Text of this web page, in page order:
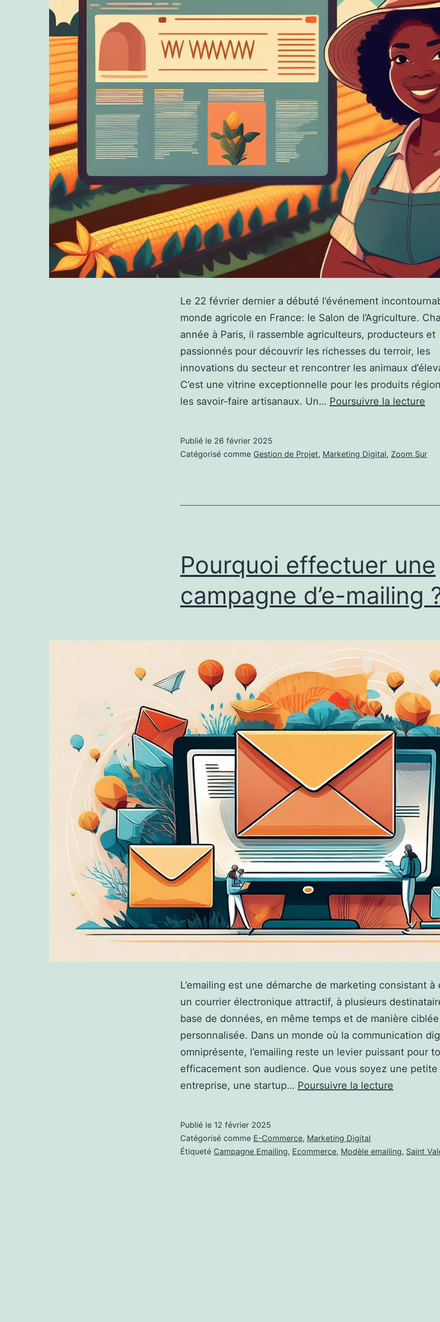
Le 22 février dernier a débuté l’événement
monde agricole en France: le Salon de l’Agriculture.
année à Paris, il rassemble agriculteurs, producteurs et
passionnés pour découvrir les richesses du terroir, les
innovations du secteur et rencontrer les animaux
C’est une vitrine exceptionnelle pour les produits
les savoir-faire artisanaux. Un… Poursuivre la lecture
Publié le 26 février 2025
Catégorisé comme Gestion de Projet, Marketing Digital, Zoom Sur
Pourquoi effectuer une
campagne d’e-mailing
L’emailing est une démarche de marketing consistant à
un courrier électronique attractif, à plusieurs
base de données, en même temps et de manière
personnalisée. Dans un monde où la communication
omniprésente, l’emailing reste un levier puissant pour
efficacement son audience. Que vous soyez une petite
entreprise, une startup… Poursuivre la lecture
d’e-
Publié le 12 février 2025
Catégorisé comme E-Commerce, Marketing Digital
Étiqueté Campagne Emailing, Ecommerce, Modèle emailing, Saint